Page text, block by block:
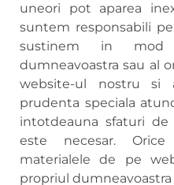
uneori pot aparea
suntem responsabili
sustinem in mod
dumneavoastra sau al
website-ul nostru si
prudenta speciala
intotdeauna sfaturi de
este necesar.
materialele de pe
propriul dumneavoastra